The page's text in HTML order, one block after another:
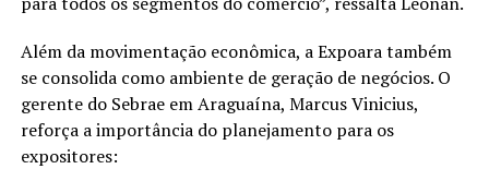
Além da movimentação econômica, a Expoara também
se consolida como ambiente de geração de negócios. O
gerente do Sebrae em Araguaína, Marcus Vinicius,
reforça a importância do planejamento para os
expositores: